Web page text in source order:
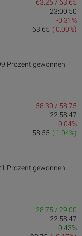
63.25 / 63.65
23:00:50
-0.31%
( 0.00%)
63.65
Prozent gewonnen
58.30 / 58.75
22:58:47
-0.04%
( 1.04%)
58.55
Prozent gewonnen
28.75 / 29.00
22:58:47
0.43%